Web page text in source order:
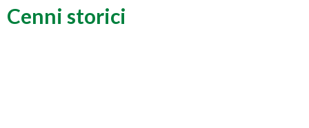
Cenni storici